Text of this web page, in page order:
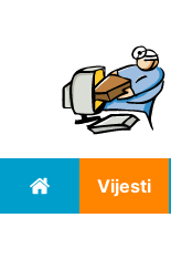
Home Vijesti